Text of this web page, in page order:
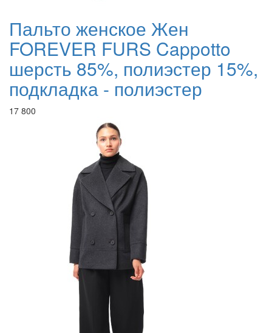
Пальто женское Жен
FOREVER FURS Cappotto
шерсть 85%, полиэстер 15%,
подкладка - полиэстер
17 800